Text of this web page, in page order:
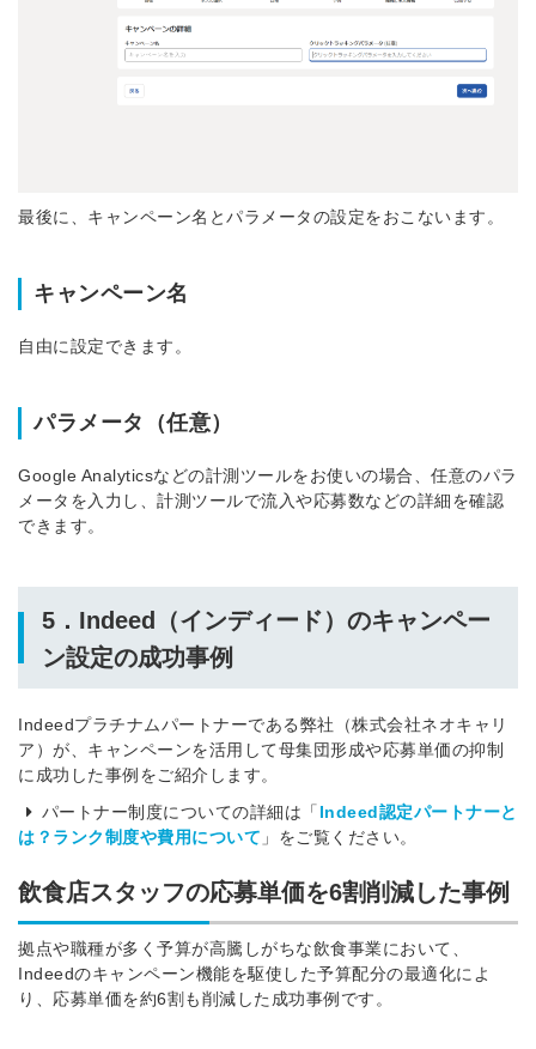
最後に、キャンペーン名とパラメータの設定をおこないます。
キャンペーン名
自由に設定できます。
パラメータ（任意）
Google Analyticsなどの計測ツールをお使いの場合、任意のパラ
メータを入力し、計測ツールで流入や応募数などの詳細を確認
できます。
5．Indeed（インディード）のキャンペー
ン設定の成功事例
Indeedプラチナムパートナーである弊社（株式会社ネオキャリ
ア）が、キャンペーンを活用して母集団形成や応募単価の抑制
に成功した事例をご紹介します。
パートナー制度についての詳細は「 Indeed認定パートナーと
は？ランク制度や費用について 」をご覧ください。
飲食店スタッフの応募単価を6割削減した事例
拠点や職種が多く予算が高騰しがちな飲食事業において、
Indeedのキャンペーン機能を駆使した予算配分の最適化によ
り、応募単価を約6割も削減した成功事例です。